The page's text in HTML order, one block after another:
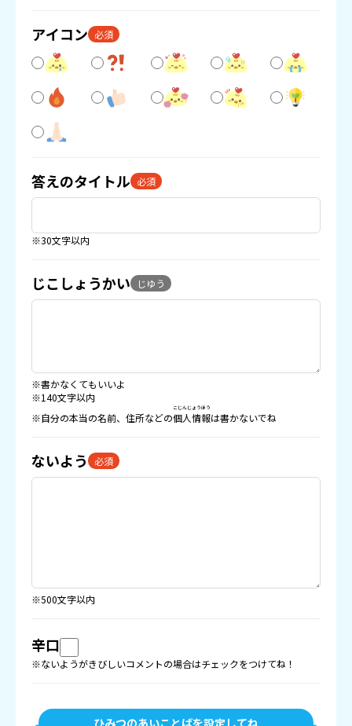
アイコン 必須
答えのタイトル 必須
※30文字以内
じこしょうかい じゆう
※書かなくてもいいよ
※140文字以内
※自分の本当の名前、住所などの個人情報
こじんじょうほう
は書かないでね
ないよう 必須
※500文字以内
辛口
※ないようがきびしいコメントの場合はチェックをつけてね！